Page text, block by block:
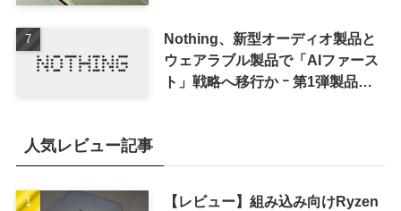
Nothing、新型オーディオ製品と
ウェアラブル製品で「AIファース
ト」戦略へ移行か ｰ 第1弾製品は
人気レビュー記事
【レビュー】組み込み向けRyzen